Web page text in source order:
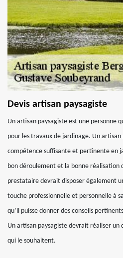
Devis artisan paysagiste
Un artisan paysagiste est une personne
pour les travaux de jardinage. Un artisan
compétence suffisante et pertinente en
bon déroulement et la bonne réalisation
prestataire devrait disposer également
touche professionnelle et personnelle à
qu’il puisse donner des conseils
Un artisan paysagiste devrait réaliser
qui le souhaitent.